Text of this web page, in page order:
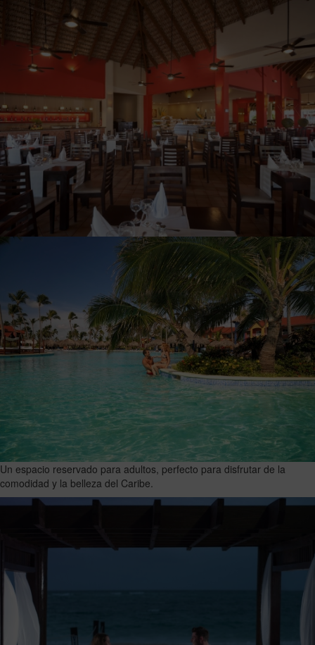
Un espacio reservado para adultos, perfecto para disfrutar de la
comodidad y la belleza del Caribe.